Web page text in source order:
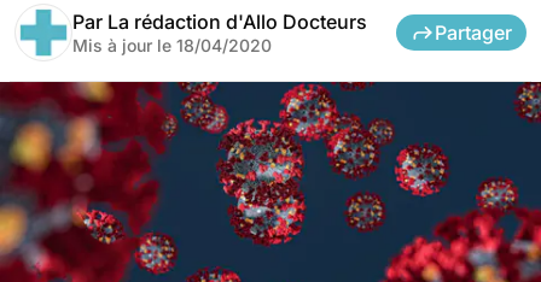
Par La rédaction d'Allo Docteurs
Mis à jour le 18/04/2020
Partager